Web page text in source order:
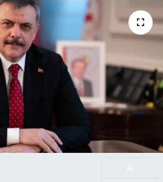
ve Fikstür